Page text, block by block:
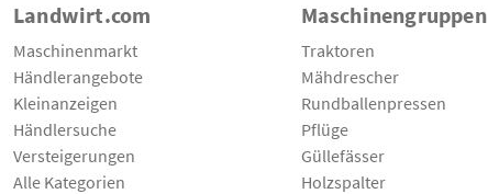
Landwirt.com
Maschinenmarkt
Händlerangebote
Kleinanzeigen
Händlersuche
Versteigerungen
Alle Kategorien
Maschinengruppen
Traktoren
Mähdrescher
Rundballenpressen
Pflüge
Güllefässer
Holzspalter